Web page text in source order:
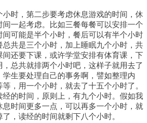
小时，第二步要考虑休息游戏的时间，休
间一起考虑。比如三餐每餐可以安排一个
间可能是半个小时，餐后可以有半个小时
总共是三个小时，加上睡眠九个小时，共
间还要下课，或许学堂安排有体育课，下
总共就排两个小时吧，这样子就用去了
生要处理自己的事务啊，譬如整理内
，用一个小时，就去了十五个小时了。
经的时间，原则上，有九个小时。假如我
息时间更多一点，可以再多一个小时，就
，读经的时间就剩下八个小时。